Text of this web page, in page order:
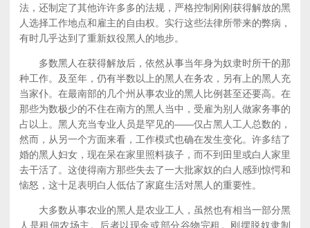
法，还制定了其他许许多多的法规，严格控制刚刚获得解放的黑
人选择工作地点和雇主的自由权。实行这些法律所带来的弊病，
有时几乎达到了重新奴役黑人的地步。
多数黑人在获得解放后，依然从事当年身为奴隶时所干的那
种工作。及至年，仍有半数以上的黑人在务农，另有上的黑人充
当家仆。在最南部的几个州从事农业的黑人比例甚至还要高。在
那些为数极少的不住在南方的黑人当中，受雇为别人做家务事的
占以上。黑人充当专业人员是罕见的——仅占黑人工人总数的，
然而，从另一个方面来看，工作模式也确在发生变化。许多结了
婚的黑人妇女，现在呆在家里照料孩子，而不到田里或白人家里
去干活了。这使得南方那些失去了一大批家奴的白人感到惊愕和
恼怒，这十足表明白人低估了家庭生活对黑人的重要性。
大多数从事农业的黑人是农业工人，虽然也有相当一部分黑
人是租佃农场主。后者以现金或部分谷物完租。刚摆脱奴隶制